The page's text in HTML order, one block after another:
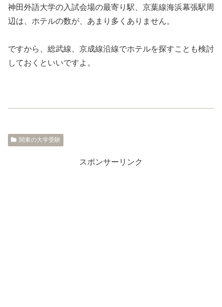
神田外語大学の入試会場の最寄り駅、京葉線海浜幕張駅周
辺は、ホテルの数が、あまり多くありません。
ですから、総武線、京成線沿線でホテルを探すことも検討
しておくといいですよ。
関東の大学受験
スポンサーリンク